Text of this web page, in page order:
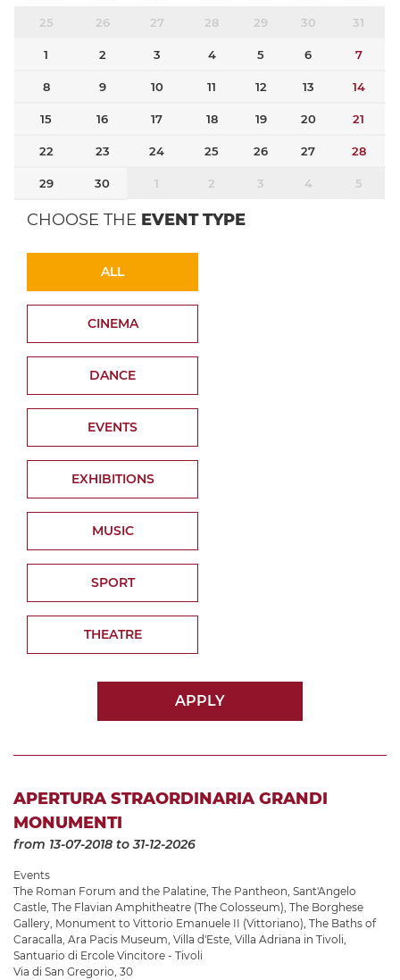
25 26 27 28 29 30 31
1 2 3 4 5 6 7
8 9 10 11 12 13 14
15 16 17 18 19 20 21
22 23 24 25 26 27 28
29 30 1 2 3 4 5
CHOOSE THE EVENT TYPE
ALL
CINEMA
DANCE
EVENTS
EXHIBITIONS
MUSIC
SPORT
THEATRE
APPLY
APERTURA STRAORDINARIA GRANDI
MONUMENTI
from 13-07-2018 to 31-12-2026
Events
The Roman Forum and the Palatine, The Pantheon, Sant'Angelo
Castle, The Flavian Amphitheatre (The Colosseum), The Borghese
Gallery, Monument to Vittorio Emanuele II (Vittoriano), The Baths of
Caracalla, Ara Pacis Museum, Villa d'Este, Villa Adriana in Tivoli,
Santuario di Ercole Vincitore - Tivoli
Via di San Gregorio, 30